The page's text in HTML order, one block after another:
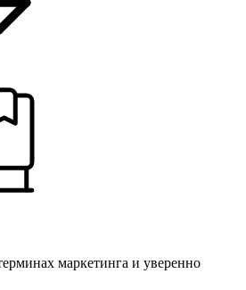
маркетинга и уверенно